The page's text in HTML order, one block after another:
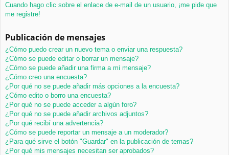
Cuando hago clic sobre el enlace de e-mail de un usuario, ¡me pide que
me registre!
Publicación de mensajes
¿Cómo puedo crear un nuevo tema o enviar una respuesta?
¿Cómo se puede editar o borrar un mensaje?
¿Cómo se puede añadir una firma a mi mensaje?
¿Cómo creo una encuesta?
¿Por qué no se puede añadir más opciones a la encuesta?
¿Cómo edito o borro una encuesta?
¿Por qué no se puede acceder a algún foro?
¿Por qué no se puede añadir archivos adjuntos?
¿Por qué recibí una advertencia?
¿Cómo se puede reportar un mensaje a un moderador?
¿Para qué sirve el botón "Guardar" en la publicación de temas?
¿Por qué mis mensajes necesitan ser aprobados?